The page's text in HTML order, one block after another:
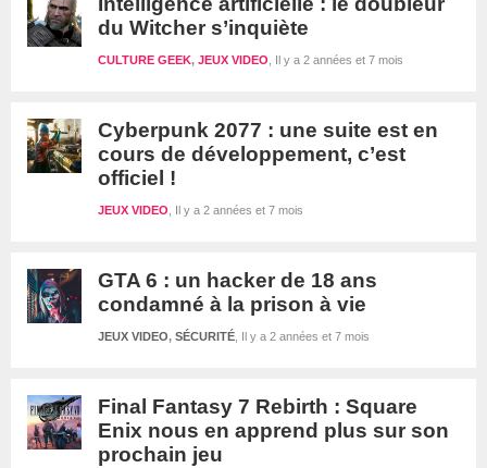
du Witcher s’inquiète
Il y a 2 années et 7 mois
CULTURE GEEK, JEUX VIDEO
Cyberpunk 2077 : une suite est en
cours de développement, c’est
officiel !
Il y a 2 années et 7 mois
JEUX VIDEO
GTA 6 : un hacker de 18 ans
condamné à la prison à vie
Il y a 2 années et 7 mois
JEUX VIDEO, SÉCURITÉ
Final Fantasy 7 Rebirth : Square
Enix nous en apprend plus sur son
prochain jeu